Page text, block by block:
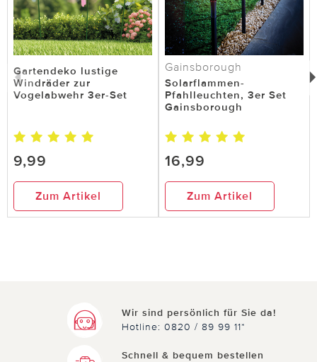
Gartendeko lustige
Windräder zur
Vogelabwehr 3er-Set
9,99
Zum Artikel
Gainsborough
Solarflammen-
Pfahlleuchten, 3er Set
Gainsborough
16,99
Zum Artikel
Wir sind persönlich für Sie da!
Hotline: 0820 / 89 99 11*
Schnell & bequem bestellen